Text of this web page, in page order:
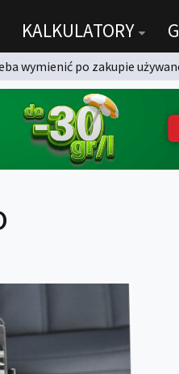
KALKULATORY
wymienić po zakupie